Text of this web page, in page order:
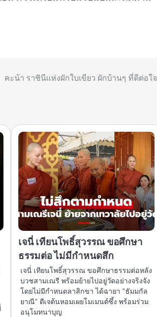
คะน้า ราชินีแห่งผักใบเขียว ผักบ้านๆ ที่ดีต่อใจ
เจนี่ เทียนโพธิ์สุวรรณ ขอศึกษา
ธรรมต่อ ไม่มีกำหนดสึก
เจนี่ เทียนโพธิ์สุวรรณ ขอศึกษาธรรมต่อหลัง
บวชสามเณรี พร้อมย้ายไปอยู่วัดอย่างจริงจัง
โดยไม่มีกำหนดลาสิกขา ได้ฉายา “ธัมมกัล
ยาณี” ดีเจต้นหอมเผยโมเมนต์ซึ้ง พร้อมร่วม
อนุโมทนาบุญ